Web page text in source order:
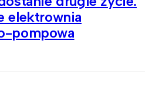
elektrownia
pompowa